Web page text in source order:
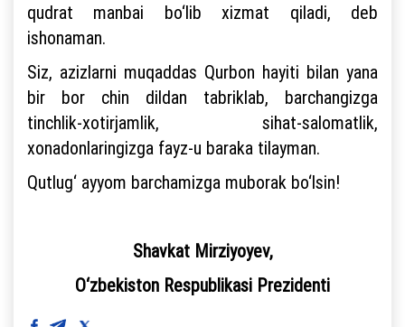
qudrat manbai bo‘lib xizmat qiladi, deb
ishonaman.
Siz, azizlarni muqaddas Qurbon hayiti bilan yana
bir bor chin dildan tabriklab, barchangizga
tinchlik-xotirjamlik, sihat-salomatlik,
xonadonlaringizga fayz-u baraka tilayman.
Qutlug‘ ayyom barchamizga muborak bo‘lsin!
Shavkat Mirziyoyev,
O‘zbekiston Respublikasi Prezidenti